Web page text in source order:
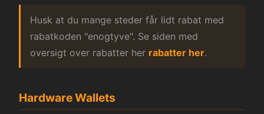
Husk at du mange steder får lidt rabat med
rabatkoden "enogtyve". Se siden med
oversigt over rabatter her rabatter her.
Hardware Wallets